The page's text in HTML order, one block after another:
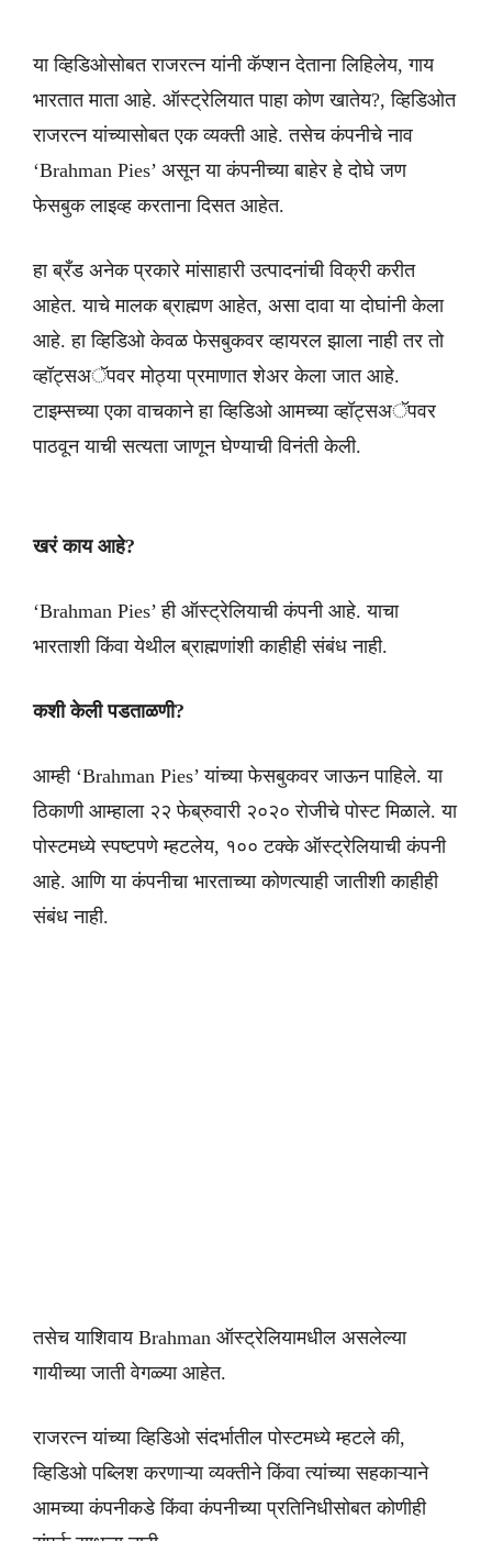
या व्हिडिओसोबत राजरत्न यांनी कॅप्शन देताना लिहिलेय, गाय
भारतात माता आहे. ऑस्ट्रेलियात पाहा कोण खातेय?, व्हिडिओत
राजरत्न यांच्यासोबत एक व्यक्ती आहे. तसेच कंपनीचे नाव
‘Brahman Pies’ असून या कंपनीच्या बाहेर हे दोघे जण
फेसबुक लाइव्ह करताना दिसत आहेत.
हा ब्रँड अनेक प्रकारे मांसाहारी उत्पादनांची विक्री करीत
आहेत. याचे मालक ब्राह्मण आहेत, असा दावा या दोघांनी केला
आहे. हा व्हिडिओ केवळ फेसबुकवर व्हायरल झाला नाही तर तो
व्हॉट्सअॅपवर मोठ्या प्रमाणात शेअर केला जात आहे.
टाइम्सच्या एका वाचकाने हा व्हिडिओ आमच्या व्हॉट्सअॅपवर
पाठवून याची सत्यता जाणून घेण्याची विनंती केली.
खरं काय आहे?
‘Brahman Pies’ ही ऑस्ट्रेलियाची कंपनी आहे. याचा
भारताशी किंवा येथील ब्राह्मणांशी काहीही संबंध नाही.
कशी केली पडताळणी?
आम्ही ‘Brahman Pies’ यांच्या फेसबुकवर जाऊन पाहिले. या
ठिकाणी आम्हाला २२ फेब्रुवारी २०२० रोजीचे पोस्ट मिळाले. या
पोस्टमध्ये स्पष्टपणे म्हटलेय, १०० टक्के ऑस्ट्रेलियाची कंपनी
आहे. आणि या कंपनीचा भारताच्या कोणत्याही जातीशी काहीही
संबंध नाही.
तसेच याशिवाय Brahman ऑस्ट्रेलियामधील असलेल्या
गायीच्या जाती वेगळ्या आहेत.
राजरत्न यांच्या व्हिडिओ संदर्भातील पोस्टमध्ये म्हटले की,
व्हिडिओ पब्लिश करणाऱ्या व्यक्तीने किंवा त्यांच्या सहकाऱ्याने
आमच्या कंपनीकडे किंवा कंपनीच्या प्रतिनिधीसोबत कोणीही